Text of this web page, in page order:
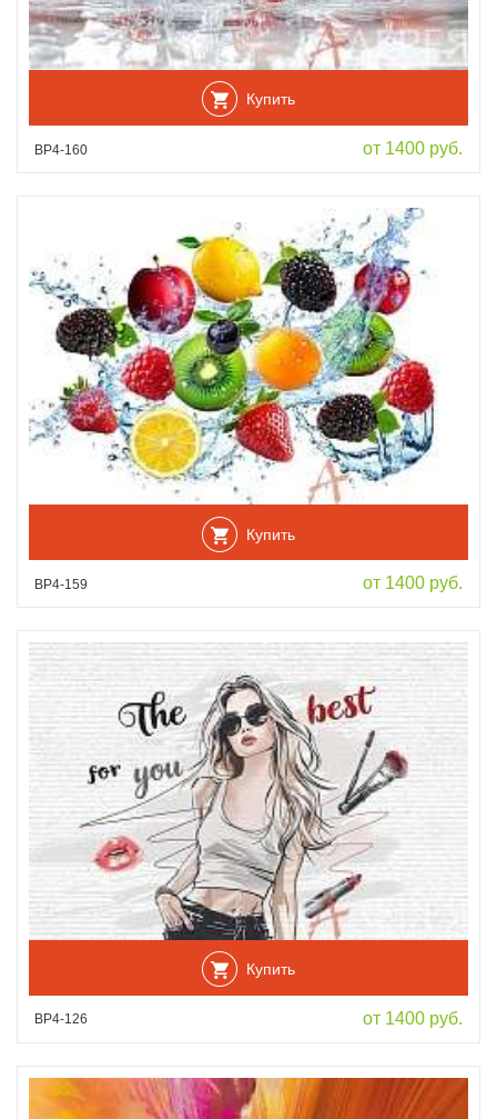
Купить
ВР4-160 от 1400 руб.
Купить
ВР4-159 от 1400 руб.
Купить
ВР4-126 от 1400 руб.